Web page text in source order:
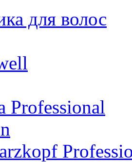
для волос
Professional